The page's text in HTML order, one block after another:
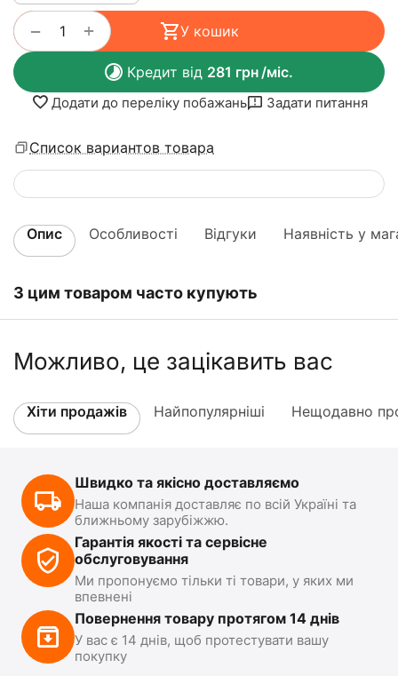
+
− У кошик
Кредит від 281 грн/міс.
Додати до переліку побажань Задати питання
Список вариантов товара
Опис Особливості Відгуки Наявність у
З цим товаром часто купують
Можливо, це зацікавить вас
Хіти продажів Найпопулярніші Нещодавно
Швидко та якісно доставляємо
Наша компанія доставляє по всій Україні та
ближньому зарубіжжю.
Гарантія якості та сервісне
обслуговування
Ми пропонуємо тільки ті товари, у яких ми
впевнені
Повернення товару протягом 14 днів
У вас є 14 днів, щоб протестувати вашу
покупку